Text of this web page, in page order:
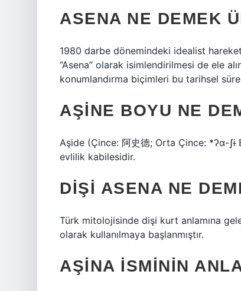
ASENA NE DEMEK
1980 darbe dönemindeki idealist
“Asena” olarak isimlendirilmesi de ele
konumlandırma biçimleri bu tarihsel
AŞINE BOYU NE
Aşide (Çince: 阿史德; Orta Çince: *ʔɑ-ʃɨ
evlilik kabilesidir.
DIŞI ASENA NE
Türk mitolojisinde dişi kurt anlamına
olarak kullanılmaya başlanmıştır.
AŞINA ISMININ